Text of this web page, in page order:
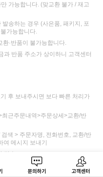
문의하기 고객센터
가능합니다. (맞교환 불가 / 재고
송하는 경우 (사은품, 패키지, 포
가능합니다.
·반품이 불가능합니다.
과 반품 주소가 상이하니 고객센터
후 보내주시면 보다 빠른 처리가
근주문내역>주문상세>교환/반
색 > 주문자명, 전화번호, 교환/반
여 메시지 보내기
접수
택배비 6,000원 (제주, 도서산간
걸 도착>제품 검수 후 교환 출고